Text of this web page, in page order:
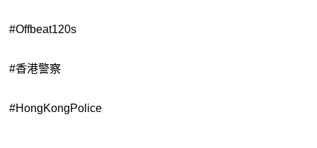
#Offbeat120s
#香港警察
#HongKongPolice